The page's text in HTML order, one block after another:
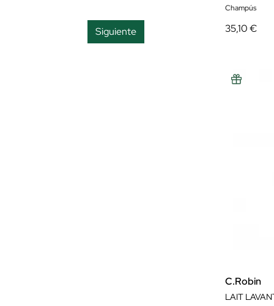
Siguiente
Champús
35,10 €
C.Robin
LAIT